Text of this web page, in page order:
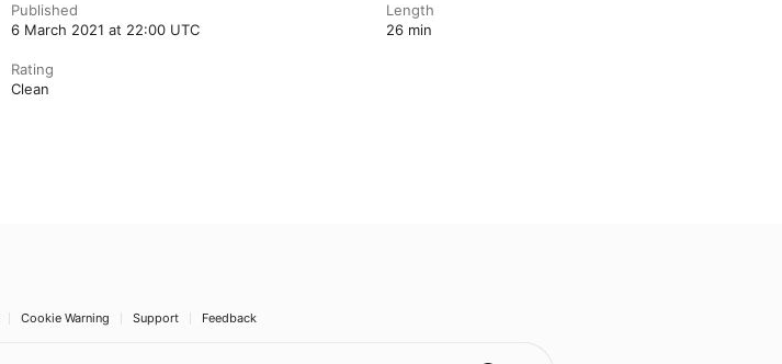
Published
6 March 2021 at 22:00 UTC
Length
26 min
Rating
Clean
Cookie Warning Support Feedback